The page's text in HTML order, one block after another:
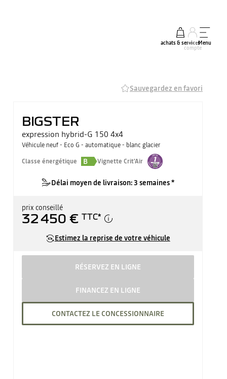
achats & services
mon
compte
Menu
Sauvegardez en favori
BIGSTER
expression hybrid-G 150 4x4
Véhicule neuf - Eco G - automatique - blanc glacier
Classe énergétique
B Vignette Crit'Air
Délai moyen de livraison: 3 semaines *
prix conseillé
32 450 € TTC*
Estimez la reprise de votre véhicule
RÉSERVEZ EN LIGNE
FINANCEZ EN LIGNE
CONTACTEZ LE CONCESSIONNAIRE